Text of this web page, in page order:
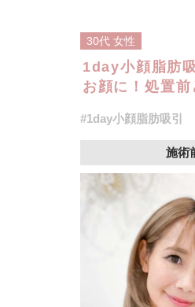
30代 女性
1day小顔脂肪
お顔に！処置
#1day小顔脂肪吸引
施術